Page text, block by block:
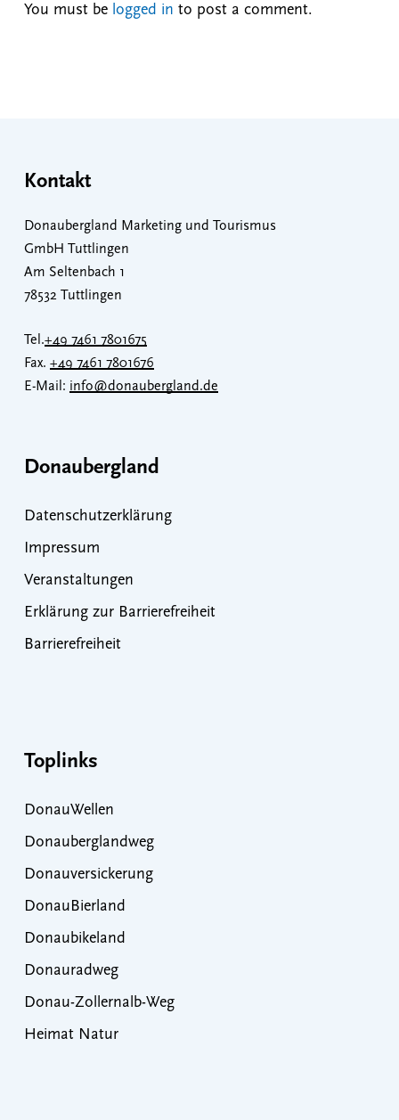
You must be logged in to post a comment.
Kontakt
Donaubergland Marketing und Tourismus
GmbH Tuttlingen
Am Seltenbach 1
78532 Tuttlingen
Tel.+49 7461 7801675
Fax. +49 7461 7801676
E-Mail: info@donaubergland.de
Donaubergland
Datenschutzerklärung
Impressum
Veranstaltungen
Erklärung zur Barrierefreiheit
Barrierefreiheit
Toplinks
DonauWellen
Donauberglandweg
Donauversickerung
DonauBierland
Donaubikeland
Donauradweg
Donau-Zollernalb-Weg
Heimat Natur